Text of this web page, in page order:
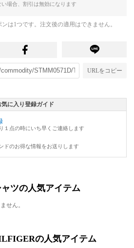
場合、割引は無効になります
は1つです。注文後の適用はできません。
URLをコピー
気に入り登録ガイド
１点の時にいち早くご連絡します
ドのお得な情報をお送りします
ツの人気アイテム
せん。
の人気アイテム